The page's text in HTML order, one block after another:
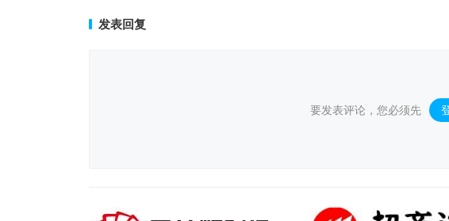
发表回复
要发表评论，您必须先